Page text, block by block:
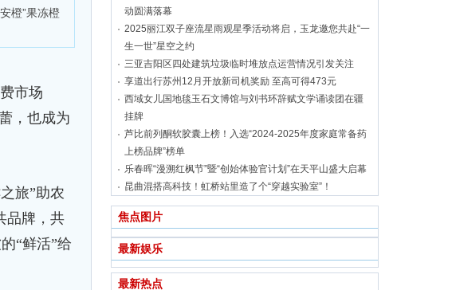
橙”果冻橙
市场
，也成为
旅”助农
品牌，共
“鲜活”给
动圆满落幕
2025丽江双子座流星雨观星季活动将启，玉龙邀您共赴“一
生一世”星空之约
三亚吉阳区四处建筑垃圾临时堆放点运营情况引发关注
享道出行苏州12月开放新司机奖励 至高可得473元
西域女儿国地毯玉石文博馆与刘书环辞赋文学诵读团在疆
挂牌
芦比前列酮软胶囊上榜！入选“2024-2025年度家庭常备药
上榜品牌”榜单
乐春晖“漫溯红枫节”暨“创始体验官计划”在天平山盛大启幕
昆曲混搭高科技！虹桥站里造了个“穿越实验室”！
焦点图片
最新娱乐
最新热点